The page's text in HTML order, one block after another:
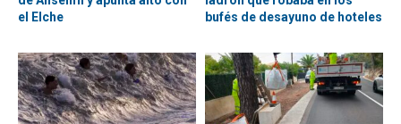
el Elche
bufés de desayuno de hoteles